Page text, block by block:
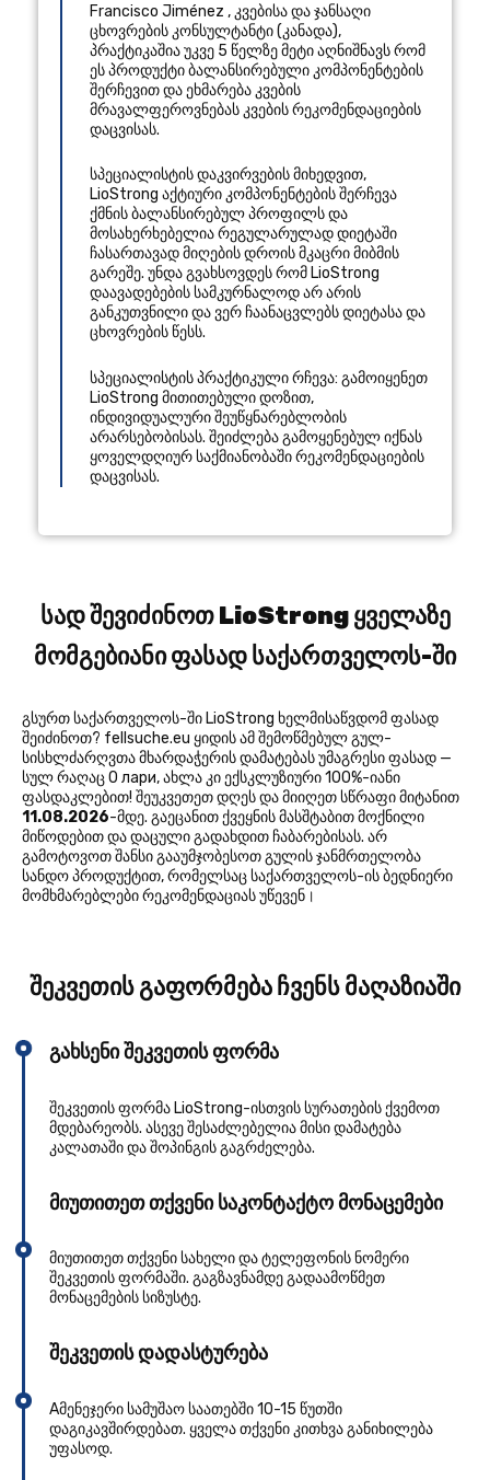
Francisco Jiménez ,კვებისა და ჯანსაღი
ცხოვრების კონსულტანტი(კანადა),
პრაქტიკაშია უკვე 5 წელზე მეტიაღნიშნავს რომ
ეს პროდუქტი ბალანსირებული კომპონენტების
შერჩევით და ეხმარება კვების
მრავალფეროვნებას კვების რეკომენდაციების
დაცვისას.
სპეციალისტის დაკვირვების მიხედვით,
LioStrong აქტიური კომპონენტების შერჩევა
ქმნის ბალანსირებულ პროფილს და
მოსახერხებელია რეგულარულად დიეტაში
ჩასართავად მიღების დროის მკაცრი მიბმის
გარეშე. უნდა გვახსოვდეს რომ LioStrong
დაავადებების სამკურნალოდ არ არის
განკუთვნილი და ვერ ჩაანაცვლებს დიეტასა და
ცხოვრების წესს.
სპეციალისტის პრაქტიკული რჩევა: გამოიყენეთ
LioStrong მითითებული დოზით,
ინდივიდუალური შეუწყნარებლობის
არარსებობისას. შეიძლება გამოყენებულ იქნას
ყოველდღიურ საქმიანობაში რეკომენდაციების
დაცვისას.
სად შევიძინოთ LioStrong ყველაზე
მომგებიანი ფასად საქართველოს-ში
გსურთ საქართველოს-ში LioStrong ხელმისაწვდომ ფასად
შეიძინოთ? fellsuche.eu ყიდის ამ შემოწმებულ გულ-
სისხლძარღვთა მხარდაჭერის დამატებას უმაგრესი ფასად —
სულ რაღაც 0 лари, ახლა კი ექსკლუზიური 100%-იანი
ფასდაკლებით! შეუკვეთეთ დღეს და მიიღეთ სწრაფი მიტანით
11.08.2026-მდე. გაეცანით ქვეყნის მასშტაბით მოქნილი
მიწოდებით და დაცული გადახდით ჩაბარებისას. არ
გამოტოვოთ შანსი გააუმჯობესოთ გულის ჯანმრთელობა
სანდო პროდუქტით, რომელსაც საქართველოს-ის ბედნიერი
მომხმარებლები რეკომენდაციას უწევენ।
შეკვეთის გაფორმება ჩვენს მაღაზიაში
გახსენი შეკვეთის ფორმა
შეკვეთის ფორმა LioStrong-ისთვის სურათების ქვემოთ
მდებარეობს. ასევე შესაძლებელია მისი დამატება
კალათაში და შოპინგის გაგრძელება.
მიუთითეთ თქვენი საკონტაქტო მონაცემები
მიუთითეთ თქვენი სახელი და ტელეფონის ნომერი
შეკვეთის ფორმაში. გაგზავნამდე გადაამოწმეთ
მონაცემების სიზუსტე.
შეკვეთის დადასტურება
Aმენეჯერი სამუშაო საათებში 10-15 წუთში
დაგიკავშირდებათ. ყველა თქვენი კითხვა განიხილება
უფასოდ.